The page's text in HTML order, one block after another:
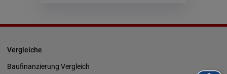
Vergleiche
Baufinanzierung Vergleich